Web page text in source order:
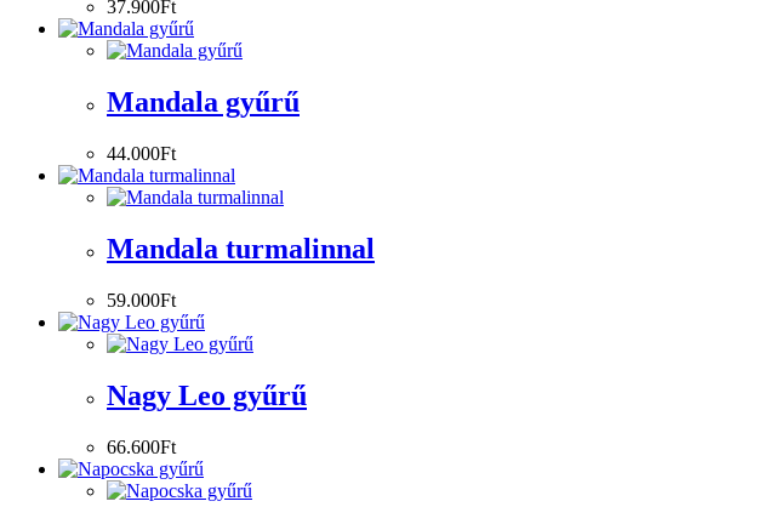
37.900Ft
Mandala gyűrű
44.000Ft
Mandala turmalinnal
59.000Ft
Nagy Leo gyűrű
66.600Ft